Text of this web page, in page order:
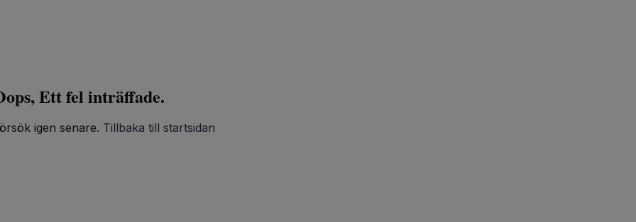
Ett fel inträffade.
igen senare. Tillbaka till startsidan